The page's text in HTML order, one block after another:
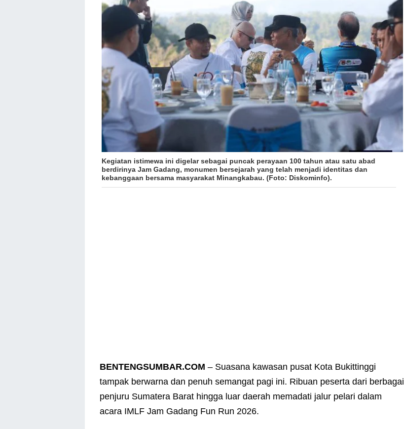
Kegiatan istimewa ini digelar sebagai puncak perayaan 100 tahun atau satu abad
berdirinya Jam Gadang, monumen bersejarah yang telah menjadi identitas dan
kebanggaan bersama masyarakat Minangkabau. (Foto: Diskominfo).
BENTENGSUMBAR.COM – Suasana kawasan pusat Kota Bukittinggi
tampak berwarna dan penuh semangat pagi ini. Ribuan peserta dari berbagai
penjuru Sumatera Barat hingga luar daerah memadati jalur pelari dalam
acara IMLF Jam Gadang Fun Run 2026.